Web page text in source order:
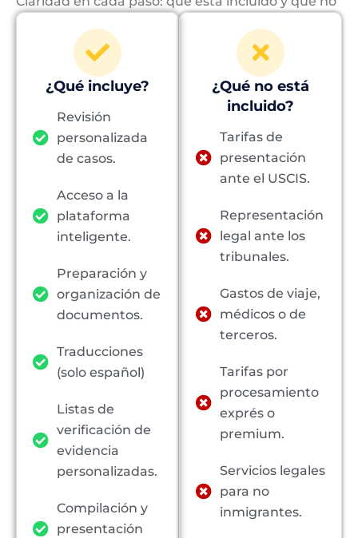
¿Qué incluye?
Revisión
personalizada
de casos.
Acceso a la
plataforma
inteligente.
Preparación y
organización de
documentos.
Traducciones
(solo español)
Listas de
verificación de
evidencia
personalizadas.
Compilación y
presentación
¿Qué no está
incluido?
Tarifas de
presentación
ante el USCIS.
Representación
legal ante los
tribunales.
Gastos de viaje,
médicos o de
terceros.
Tarifas por
procesamiento
exprés o
premium.
Servicios legales
para no
inmigrantes.